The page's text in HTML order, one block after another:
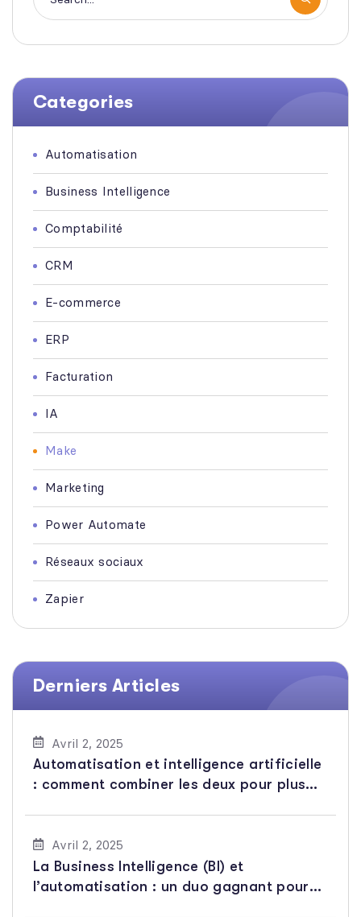
Categories
Automatisation
Business Intelligence
Comptabilité
CRM
E-commerce
ERP
Facturation
IA
Make
Marketing
Power Automate
Réseaux sociaux
Zapier
Derniers Articles
Avril 2, 2025
Automatisation et intelligence artificielle
: comment combiner les deux pour plus
Avril 2, 2025
La Business Intelligence (BI) et
l’automatisation : un duo gagnant pour